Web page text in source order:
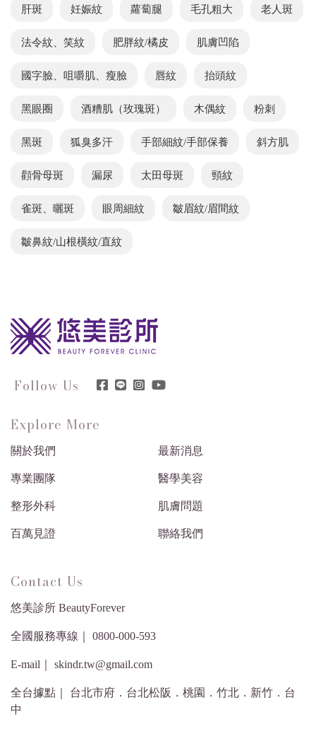
肝斑 妊娠紋 蘿蔔腿 毛孔粗大 老人斑
法令紋、笑紋 肥胖紋/橘皮 肌膚凹陷
國字臉、咀嚼肌、瘦臉 唇紋 抬頭紋
黑眼圈 酒糟肌（玫瑰斑） 木偶紋 粉刺
黑斑 狐臭多汗 手部細紋/手部保養 斜方肌
顴骨母斑 漏尿 太田母斑 頸紋
雀斑、曬斑 眼周細紋 皺眉紋/眉間紋
皺鼻紋/山根橫紋/直紋
Follow Us
Explore More
關於我們 最新消息
專業團隊 醫學美容
整形外科 肌膚問題
百萬見證 聯絡我們
Contact Us
悠美診所 BeautyForever
全國服務專線｜ 0800-000-593
E-mail｜ skindr.tw@gmail.com
全台據點｜ 台北市府．台北松阪．桃園．竹北．新竹．台
中